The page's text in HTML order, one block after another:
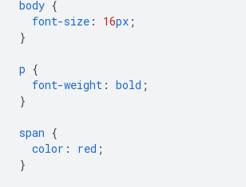
body {
font-size : 16px ;
}
p {
font-weight : bold ;
}
span {
color : red ;
}